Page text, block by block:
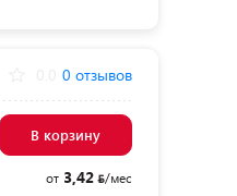
0 отзывов
В корзину
от3,42 /мес